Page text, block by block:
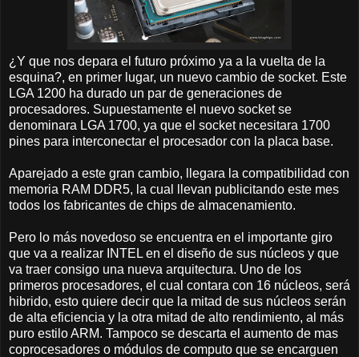
¿Y que nos depara el futuro próximo ya a la vuelta de la
esquina?, en primer lugar, un nuevo cambio de socket. Este
LGA 1200 ha durado un par de generaciones de
procesadores. Supuestamente el nuevo socket se
denominara LGA 1700, ya que el socket necesitara 1700
pines para interconectar el procesador con la placa base.
Aparejado a este gran cambio, llegara la compatibilidad con
memoria RAM DDR5, la cual llevan publicitando este mes
todos los fabricantes de chips de almacenamiento.
Pero lo más novedoso se encuentra en el importante giro
que va a realizar INTEL en el diseño de sus núcleos y que
va traer consigo una nueva arquitectura. Uno de los
primeros procesadores, el cual contara con 16 núcleos, será
hibrido, esto quiere decir que la mitad de sus núcleos serán
de alta eficiencia y la otra mitad de alto rendimiento, al más
puro estilo ARM. Tampoco se descarta el aumento de mas
coprocesadores o módulos de computo que se encarguen